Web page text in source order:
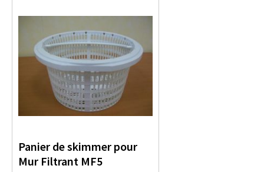
Panier de skimmer pour
Mur Filtrant MF5